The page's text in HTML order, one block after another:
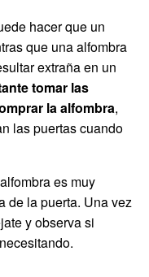
hacer que un
que una alfombra
extraña en un
tomar las
la alfombra,
las puertas cuando
es muy
de la puerta. Una vez
y observa si